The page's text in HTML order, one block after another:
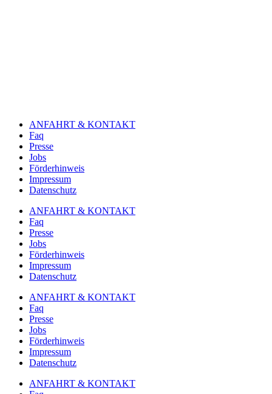
ANFAHRT & KONTAKT
Faq
Presse
Jobs
Förderhinweis
Impressum
Datenschutz
ANFAHRT & KONTAKT
Faq
Presse
Jobs
Förderhinweis
Impressum
Datenschutz
ANFAHRT & KONTAKT
Faq
Presse
Jobs
Förderhinweis
Impressum
Datenschutz
ANFAHRT & KONTAKT